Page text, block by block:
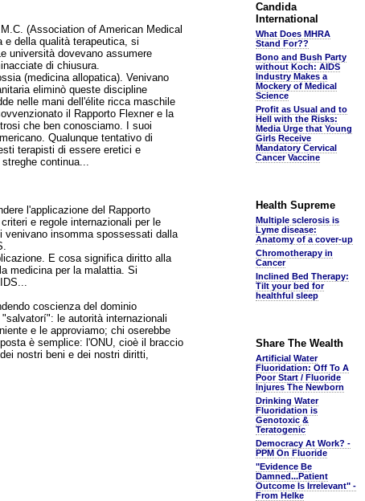
(Association of American Medical
e della qualità terapeutica, si
università dovevano assumere
di chiusura.
(medicina allopatica). Venivano
eliminò queste discipline
nelle mani dell'élite ricca maschile
il Rapporto Flexner e la
che ben conosciamo. I suoi
Qualunque tentativo di
terapisti di essere eretici e
continua...
l'applicazione del Rapporto
e regole internazionali per le
venivano insomma spossessati dalla
E cosa significa diritto alla
medicina per la malattia. Si
coscienza del dominio
le autorità internazionali
e le approviamo; chi oserebbe
è semplice: l'ONU, cioè il braccio
nostri beni e dei nostri diritti,
Candida
International
What Does MHRA
Stand For??
Bono and Bush Party
without Koch: AIDS
Industry Makes a
Mockery of Medical
Science
Profit as Usual and to
Hell with the Risks:
Media Urge that Young
Girls Receive
Mandatory Cervical
Cancer Vaccine
Health Supreme
Multiple sclerosis is
Lyme disease:
Anatomy of a cover-up
Chromotherapy in
Cancer
Inclined Bed Therapy:
Tilt your bed for
healthful sleep
Share The Wealth
Artificial Water
Fluoridation: Off To A
Poor Start / Fluoride
Injures The Newborn
Drinking Water
Fluoridation is
Genotoxic &
Teratogenic
Democracy At Work? -
PPM On Fluoride
"Evidence Be
Damned...Patient
Outcome Is Irrelevant" -
From Helke